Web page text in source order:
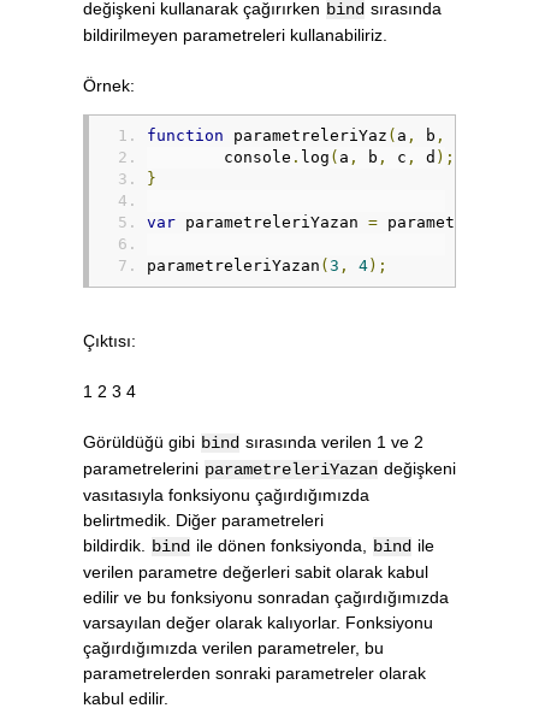
değişkeni kullanarak çağırırken bind sırasında
bildirilmeyen parametreleri kullanabiliriz.
Örnek:
function parametreleriYaz ( a , b ,
	console
. log ( a , b , c , d );
}
var parametreleriYazan =
parametreleriYazan (3 , 4);
Çıktısı:
1 2 3 4
Görüldüğü gibi bind sırasında verilen 1 ve 2
parametrelerini parametreleriYazan değişkeni
vasıtasıyla fonksiyonu çağırdığımızda
belirtmedik. Diğer parametreleri
bildirdik.
bind ile dönen fonksiyonda, bind ile
verilen parametre değerleri sabit olarak kabul
edilir ve bu fonksiyonu sonradan çağırdığımızda
varsayılan değer olarak kalıyorlar. Fonksiyonu
çağırdığımızda verilen parametreler, bu
parametrelerden sonraki parametreler olarak
kabul edilir.